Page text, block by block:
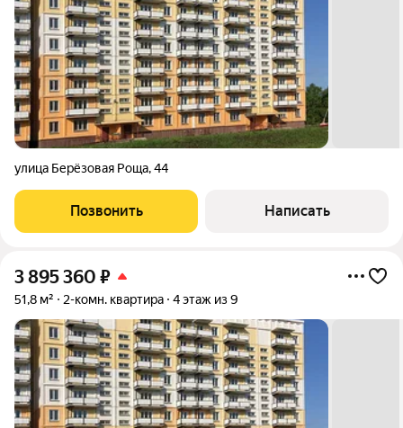
улица Берёзовая Роща,44
Позвонить Написать
3 895 360 ₽
51,8 м² 2-комн. квартира 4 этаж из 9